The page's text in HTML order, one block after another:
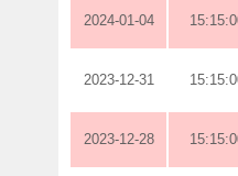
2024-01-04
2023-12-31
2023-12-28